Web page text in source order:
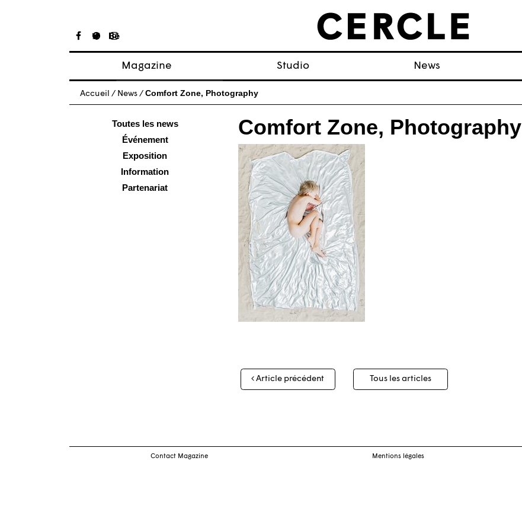
Magazine
Articles
À propos
Numéros
Studio News
Accueil / News / Comfort Zone, Photography
Toutes les news
Événement
Exposition
Information
Partenariat
Comfort Zone, Photography
Navigation
des
Article précédent Tous les articles
Contact Magazine Mentions légales